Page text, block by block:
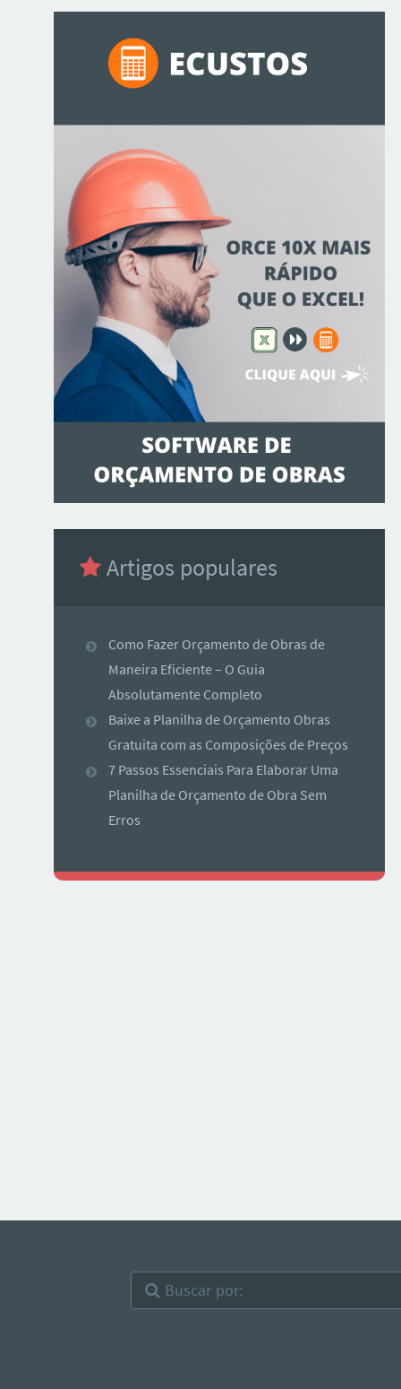
Artigos populares
Como Fazer Orçamento de Obras de
Maneira Eficiente – O Guia
Absolutamente Completo
Baixe a Planilha de Orçamento Obras
Gratuita com as Composições de Preços
7 Passos Essenciais Para Elaborar Uma
Planilha de Orçamento de Obra Sem
Erros